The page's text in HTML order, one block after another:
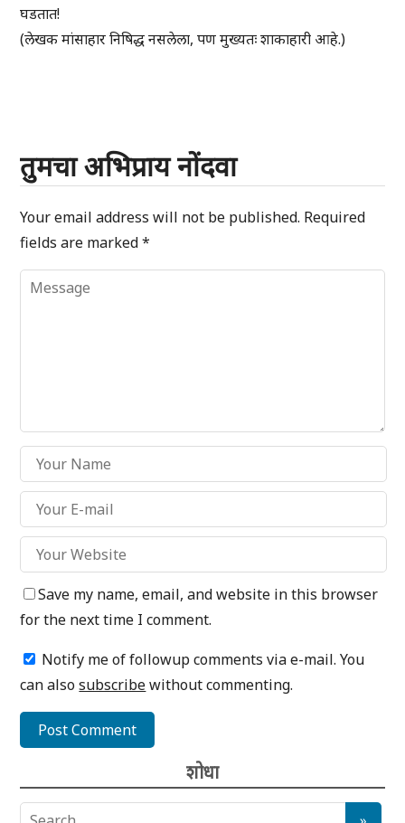
घडतात!
(लेखक मांसाहार निषिद्ध नसलेला, पण मुख्यतः शाकाहारी आहे.)
तुमचा अभिप्राय नोंदवा
Your email address will not be published. Required
fields are marked*
Save my name, email, and website in this browser
for the next time I comment.
Notify me of followup comments via e-mail. You
can alsosubscribewithout commenting.
शोधा